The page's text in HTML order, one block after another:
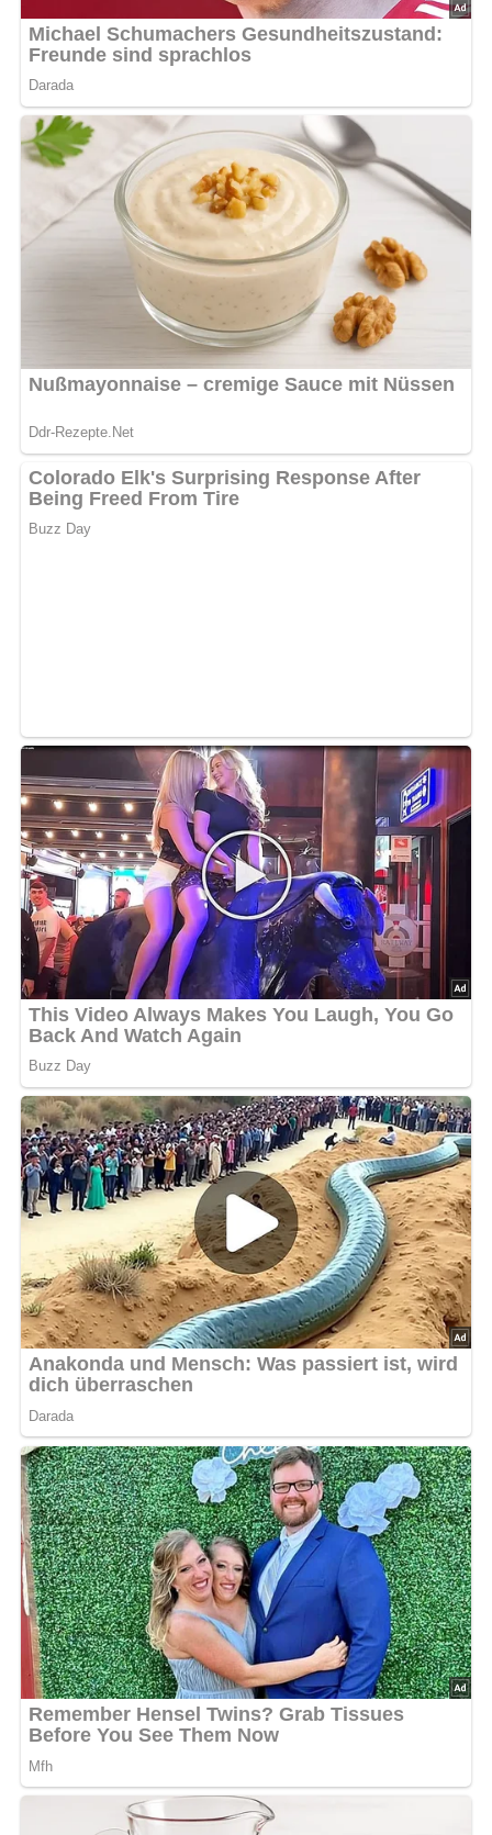
Lob, Kritik, Fragen oder Anregungen zum Rezept?
Dann hinterlasse doch bitte einen Kommentar am
Ende dieser Seite & auch eine Bewertung!
Und so wird es gemacht…
Margarine, Zucker und Eier schaumig rühren. Gesiebtes
Mehl und Backpulver abwechselnd mit dem Orangensaft
zugeben. Orangenschale und Weinbrand ebenfalls
unterrühren. Den Teig in eine gefettete Kasten- oder
Springform geben und bei 200 °C etwa 50 Minuten
backen. Den Kuchen abkühlen lassen. Aus Puderzucker,
Eiweiß und etwas Orangensaft eine Glasur rühren und den
die feinen Orangenschalenstreifchen einer gründlich unter
heißem Wasser abgebürsteten Orange darüberstreuen.
Nach: Vom Nachmittagskaffee zum Fünf-Uhr-Tee, Verlag für die Frau, Leipzig, DDR,
bewerten
5/5(5 Bewertung)